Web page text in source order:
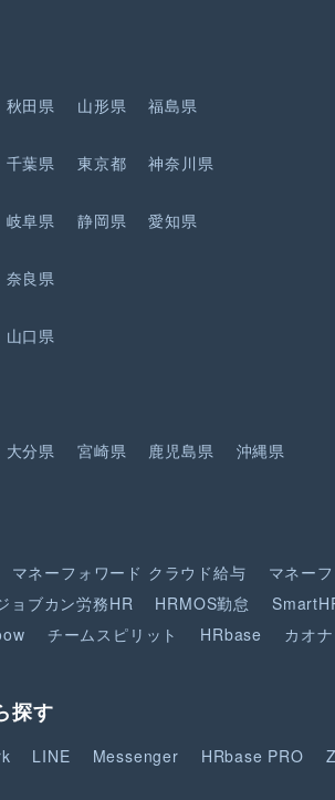
秋田県 山形県 福島県
千葉県 東京都 神奈川県
岐阜県 静岡県 愛知県
奈良県
山口県
大分県 宮崎県 鹿児島県 沖縄県
マネーフォワード クラウド給与 マネー
ョブカン労務HR HRMOS勤怠
チームスピリット HRbase カオ
探す
LINE Messenger HRbase PRO